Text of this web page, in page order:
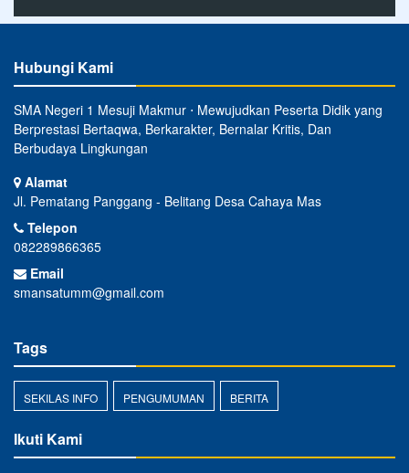
Hubungi Kami
SMA Negeri 1 Mesuji Makmur ⋅ Mewujudkan Peserta Didik yang
Berprestasi Bertaqwa, Berkarakter, Bernalar Kritis, Dan
Berbudaya Lingkungan
Alamat
Jl. Pematang Panggang - Belitang Desa Cahaya Mas
Telepon
082289866365
Email
smansatumm@gmail.com
Tags
SEKILAS INFO PENGUMUMAN BERITA
Ikuti Kami